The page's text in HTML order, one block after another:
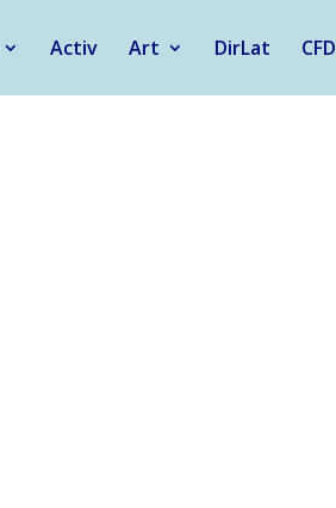
Activ Art DirLat CFD